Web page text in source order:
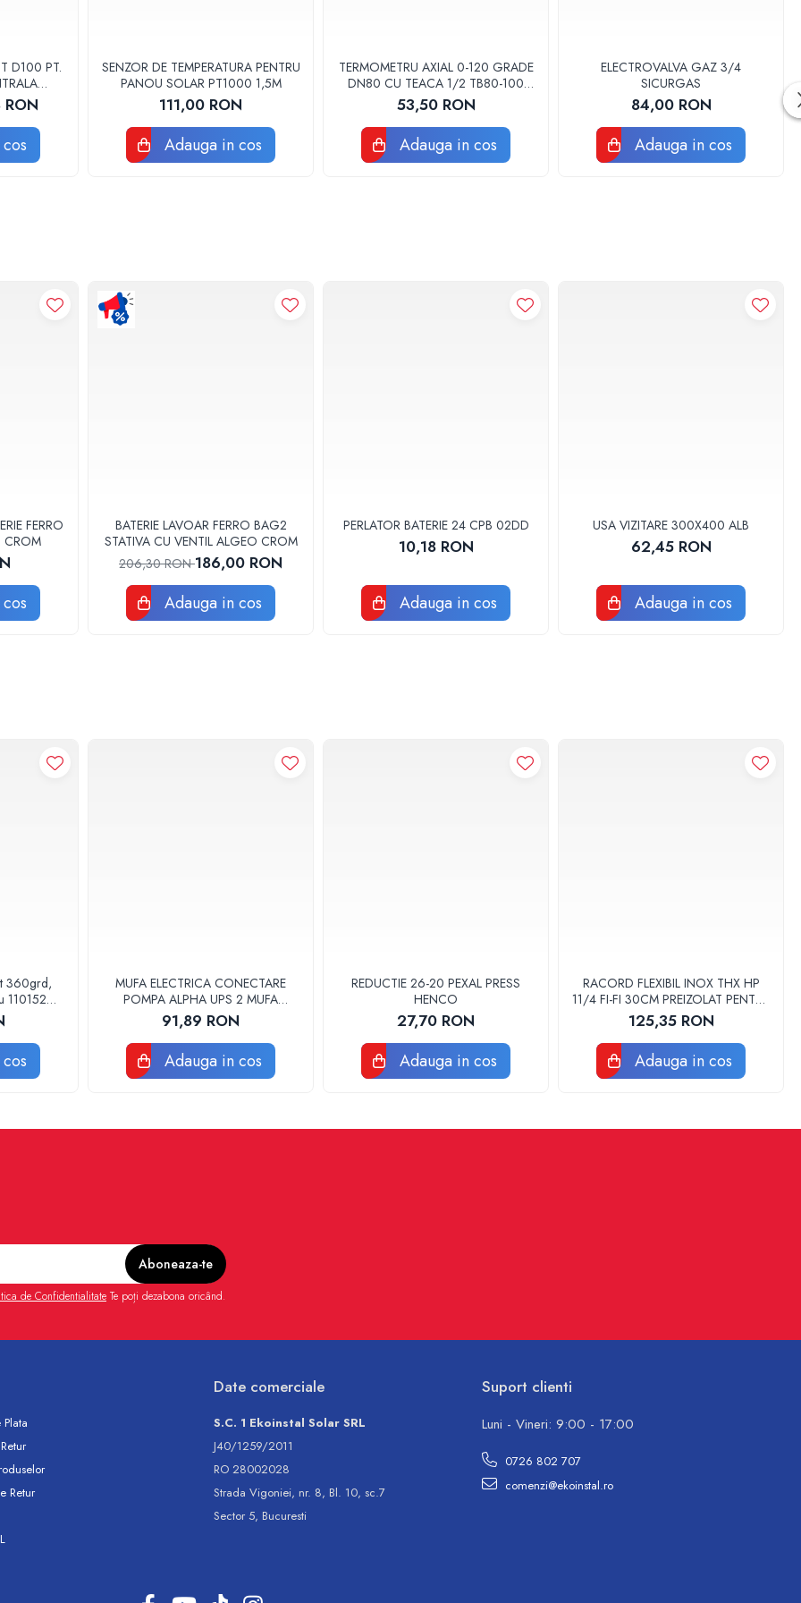
D100 PT.
SENZOR DE TEMPERATURA PENTRU
PANOU SOLAR PT1000 1,5M
111,00 RON
Adauga in cos
TERMOMETRU AXIAL 0-120 GRADE
DN80 CU TEACA 1/2 TB80-100
FIMET
53,50 RON
Adauga in cos
ELECTROVALVA GAZ 3/4
SICURGAS
84,00 RON
Adauga in cos
FERRO
CROM
BATERIE LAVOAR FERRO BAG2
STATIVA CU VENTIL ALGEO CROM
206,30 RON186,00 RON
Adauga in cos
PERLATOR BATERIE 24 CPB 02DD
10,18 RON
Adauga in cos
USA VIZITARE 300X400 ALB
62,45 RON
Adauga in cos
360grd,
110152
MUFA ELECTRICA CONECTARE
POMPA ALPHA UPS 2 MUFA
ELECTRICA GRUNDFOS
91,89 RON
Adauga in cos
REDUCTIE 26-20 PEXAL PRESS
HENCO
27,70 RON
Adauga in cos
RACORD FLEXIBIL INOX THX HP
11/4 FI-FI 30CM PREIZOLAT PENTRU
POMPA DE CALDURA - THX
125,35 RON
Adauga in cos
de Confidentialitate Te poți dezabona oricând.
Retur
Date comerciale
S.C. 1 Ekoinstal Solar SRL
J40/1259/2011
RO 28002028
Strada Vigoniei, nr. 8, Bl. 10, sc.7
Sector 5, Bucuresti
Suport clienti
Luni - Vineri: 9:00 - 17:00
0726 802 707
comenzi@ekoinstal.ro